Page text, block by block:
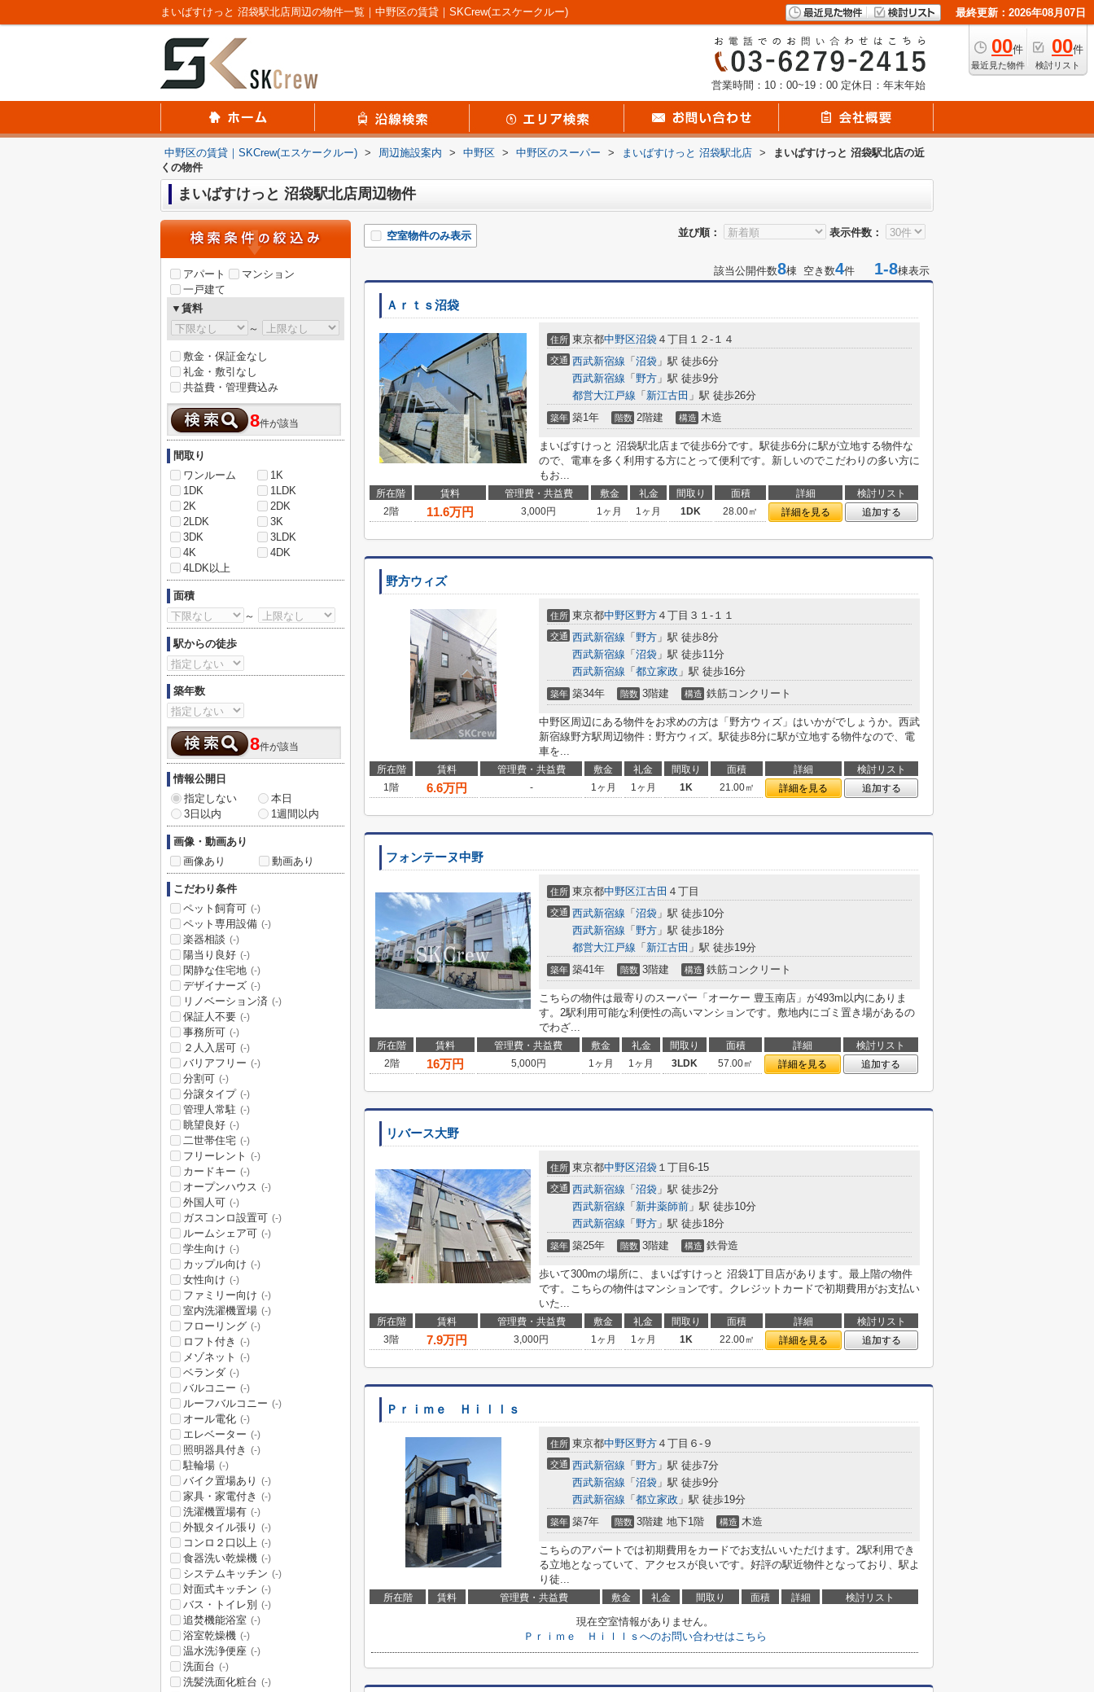
まいばすけっと 沼袋駅北店周辺の物件一覧｜中野区の賃貸｜SKCrew(エスケークルー) 最終更新：2026年08月07日
00件
最近見た物件
00件
検討リスト
営業時間：10：00~19：00 定休日：年末年始
中野区の賃貸｜SKCrew(エスケークルー) > 周辺施設案内 > 中野区 > 中野区のスーパー > まいばすけっと 沼袋駅北店 >
まいばすけっと 沼袋駅北店の近
くの物件
まいばすけっと 沼袋駅北店周辺物件
並び順： 表示件数：
空室物件のみ表示
該当公開件数8棟 空き数4件 1-8棟表示
Ａｒｔｓ沼袋
住所 東京都中野区沼袋 ４丁目１２-１４
交通 西武新宿線 「 沼袋 」駅 徒歩6分
西武新宿線 「 野方 」駅 徒歩9分
都営大江戸線 「 新江古田 」駅 徒歩26分
築年 築1年 階数 2階建 構造 木造
まいばすけっと 沼袋駅北店まで徒歩6分です。駅徒歩6分に駅が立地する物件な
ので、電車を多く利用する方にとって便利です。新しいのでこだわりの多い方に
もお...
所在階 賃料 管理費・共益費 敷金 礼金 間取り 面積 詳細
検討リスト
2階
11.6万円 3,000円 1ヶ月 1ヶ月 1DK 28.00㎡ 詳細を見る 追加する
野方ウィズ
住所 東京都中野区野方 ４丁目３１-１１
交通 西武新宿線 「 野方 」駅 徒歩8分
西武新宿線 「 沼袋 」駅 徒歩11分
西武新宿線 「 都立家政 」駅 徒歩16分
築年 築34年 階数 3階建 構造 鉄筋コンクリート
中野区周辺にある物件をお求めの方は「野方ウィズ」はいかがでしょうか。西武
新宿線野方駅周辺物件：野方ウィズ。駅徒歩8分に駅が立地する物件なので、電
車を...
所在階 賃料 管理費・共益費 敷金 礼金 間取り 面積 詳細
検討リスト
1階
6.6万円 - 1ヶ月 1ヶ月 1K 21.00㎡ 詳細を見る 追加する
フォンテーヌ中野
住所 東京都中野区江古田 ４丁目
交通 西武新宿線 「 沼袋 」駅 徒歩10分
西武新宿線 「 野方 」駅 徒歩18分
都営大江戸線 「 新江古田 」駅 徒歩19分
築年 築41年 階数 3階建 構造 鉄筋コンクリート
こちらの物件は最寄りのスーパー「オーケー 豊玉南店」が493m以内にありま
す。2駅利用可能な利便性の高いマンションです。敷地内にゴミ置き場があるの
でわざ...
所在階 賃料 管理費・共益費 敷金 礼金 間取り 面積 詳細
検討リスト
2階
16万円 5,000円 1ヶ月 1ヶ月 3LDK 57.00㎡ 詳細を見る 追加する
リバース大野
住所 東京都中野区沼袋 １丁目6-15
交通 西武新宿線 「 沼袋 」駅 徒歩2分
西武新宿線 「 新井薬師前 」駅 徒歩10分
西武新宿線 「 野方 」駅 徒歩18分
築年 築25年 階数 3階建 構造 鉄骨造
歩いて300mの場所に、まいばすけっと 沼袋1丁目店があります。最上階の物件
です。こちらの物件はマンションです。クレジットカードで初期費用がお支払い
いた...
所在階 賃料 管理費・共益費 敷金 礼金 間取り 面積 詳細
検討リスト
3階
7.9万円 3,000円 1ヶ月 1ヶ月 1K 22.00㎡ 詳細を見る 追加する
Ｐｒｉｍｅ Ｈｉｌｌｓ
住所 東京都中野区野方 ４丁目６-９
交通 西武新宿線 「 野方 」駅 徒歩7分
西武新宿線 「 沼袋 」駅 徒歩9分
西武新宿線 「 都立家政 」駅 徒歩19分
築年 築7年 階数 3階建 地下1階 構造 木造
こちらのアパートでは初期費用をカードでお支払いいただけます。2駅利用でき
る立地となっていて、アクセスが良いです。好評の駅近物件となっており、駅よ
り徒...
所在階 賃料 管理費・共益費 敷金 礼金 間取り 面積 詳細 検討リスト
現在空室情報がありません。
Ｐｒｉｍｅ Ｈｉｌｌｓへのお問い合わせはこちら
アパート
マンション
一戸建て
▼賃料
～
敷金・保証金なし
礼金・敷引なし
共益費・管理費込み
8件が該当
間取り
ワンルーム
1K
1DK
1LDK
2K
2DK
2LDK
3K
3DK
3LDK
4K
4DK
4LDK以上
面積
～
駅からの徒歩
築年数
8件が該当
情報公開日
指定しない
本日
3日以内
1週間以内
画像・動画あり
画像あり
動画あり
こだわり条件
ペット飼育可 (-)
ペット専用設備 (-)
楽器相談 (-)
陽当り良好 (-)
閑静な住宅地 (-)
デザイナーズ (-)
リノベーション済 (-)
保証人不要 (-)
事務所可 (-)
２人入居可 (-)
バリアフリー (-)
分割可 (-)
分譲タイプ (-)
管理人常駐 (-)
眺望良好 (-)
二世帯住宅 (-)
フリーレント (-)
カードキー (-)
オープンハウス (-)
外国人可 (-)
ガスコンロ設置可 (-)
ルームシェア可 (-)
学生向け (-)
カップル向け (-)
女性向け (-)
ファミリー向け (-)
室内洗濯機置場 (-)
フローリング (-)
ロフト付き (-)
メゾネット (-)
ベランダ (-)
バルコニー (-)
ルーフバルコニー (-)
オール電化 (-)
エレベーター (-)
照明器具付き (-)
駐輪場 (-)
バイク置場あり (-)
家具・家電付き (-)
洗濯機置場有 (-)
外観タイル張り (-)
コンロ２口以上 (-)
食器洗い乾燥機 (-)
システムキッチン (-)
対面式キッチン (-)
バス・トイレ別 (-)
追焚機能浴室 (-)
浴室乾燥機 (-)
温水洗浄便座 (-)
洗面台 (-)
洗髪洗面化粧台 (-)